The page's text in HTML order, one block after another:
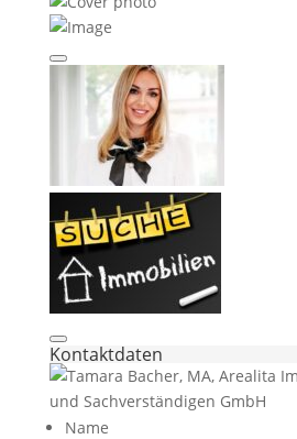
Kontaktdaten
Name